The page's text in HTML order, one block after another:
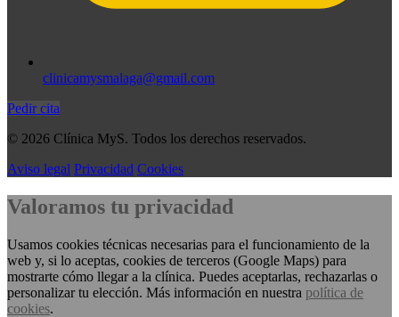
clinicamysmalaga@gmail.com
Pedir cita
© 2026 Clínica MyS. Todos los derechos reservados.
Aviso legal Privacidad Cookies
Valoramos tu privacidad
Usamos cookies técnicas necesarias para el funcionamiento de la
web y, si lo aceptas, cookies de terceros (Google Maps) para
mostrarte cómo llegar a la clínica. Puedes aceptarlas, rechazarlas o
personalizar tu elección. Más información en nuestra política de
cookies.